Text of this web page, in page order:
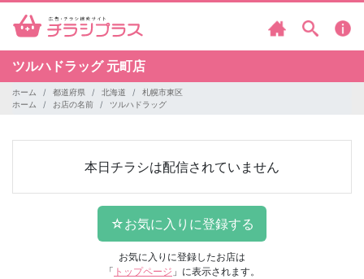
ツルハドラッグ 元町店
ホーム 都道府県 北海道
札幌市東区
ホーム
お店の名前 ツルハドラッグ
本日チラシは配信されていません
お気に入りに登録したお店は
「 トップページ 」に表示されます。